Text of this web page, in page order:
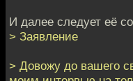
И далее следует её
> Заявление
> Довожу до вашего